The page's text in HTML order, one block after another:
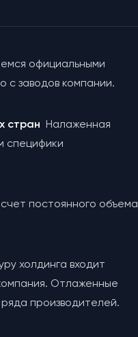
официальными
с заводов компании.
стран Налаженная
специфики
постоянного объема
холдинга входит
Отлаженные
производителей.